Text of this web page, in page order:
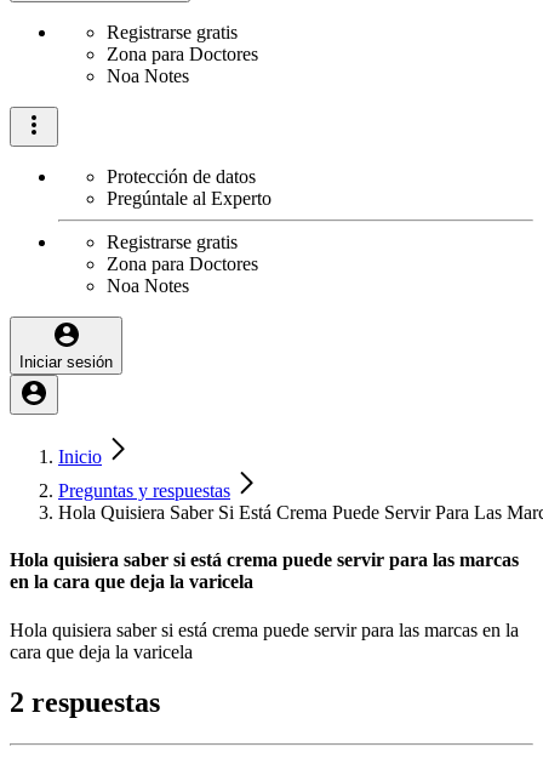
Registrarse gratis
Zona para Doctores
Noa Notes
Protección de datos
Pregúntale al Experto
Registrarse gratis
Zona para Doctores
Noa Notes
Iniciar sesión
Inicio
Preguntas y respuestas
Hola Quisiera Saber Si Está Crema Puede Servir Para Las
Hola quisiera saber si está crema puede servir para las marcas
en la cara que deja la varicela
Hola quisiera saber si está crema puede servir para las marcas en la
cara que deja la varicela
2 respuestas